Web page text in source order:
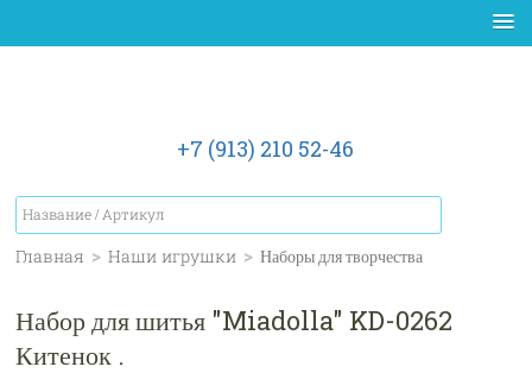
+7 (913) 210 52-46
Главная > Наши игрушки > Наборы для творчества
Набор для шитья "Miadolla" KD-0262
Китенок .